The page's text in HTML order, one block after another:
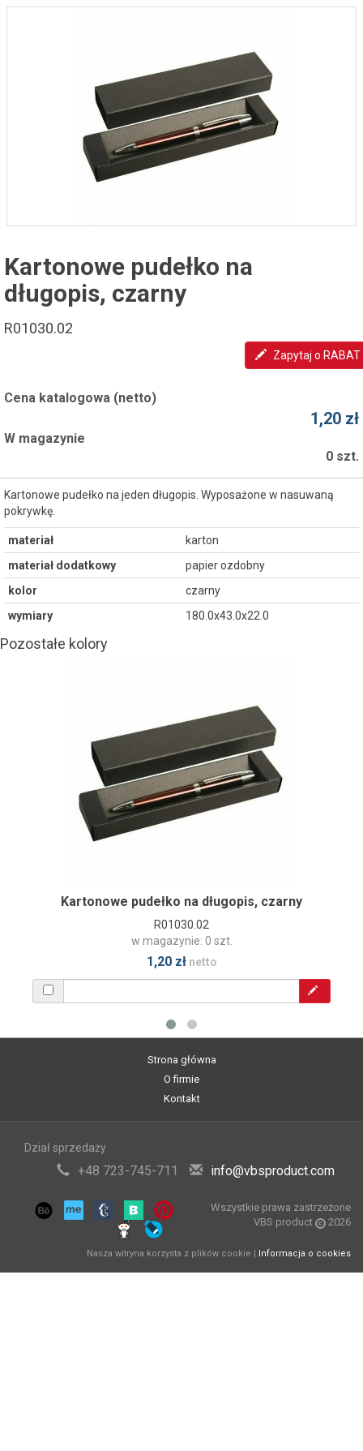
Kartonowe pudełko na
długopis, czarny
R01030.02
Zapytaj o RABAT
Cena katalogowa (netto)
1,20 zł
W magazynie
0 szt.
Kartonowe pudełko na jeden długopis. Wyposażone w nasuwaną
pokrywkę.
materiał
karton
materiał dodatkowy
papier ozdobny
kolor
czarny
wymiary
180.0x43.0x22.0
Pozostałe kolory
Kartonowe pudełko na długopis, czarny
R01030.02
w magazynie: 0 szt.
1,20 złnetto
Strona główna
O firmie
Kontakt
Dział sprzedaży
+48 723-745-711 info@vbsproduct.com
Wszystkie prawa zastrzeżone
VBS product
2026
Nasza witryna korzysta z plików cookie | Informacja o cookies